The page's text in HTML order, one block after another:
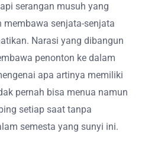
serangan musuh yang
senjata-senjata
Narasi yang dibangun
penonton ke dalam
apa artinya memiliki
pernah bisa menua namun
setiap saat tanpa
semesta yang sunyi ini.